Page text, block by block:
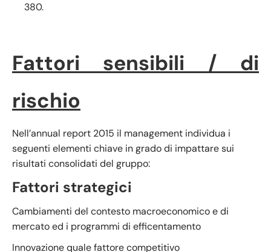
380.
Fattori sensibili / di
rischio
Nell’annual report 2015 il management individua i
seguenti elementi chiave in grado di impattare sui
risultati consolidati del gruppo:
Fattori strategici
Cambiamenti del contesto macroeconomico e di
mercato ed i programmi di efficentamento
Innovazione quale fattore competitivo